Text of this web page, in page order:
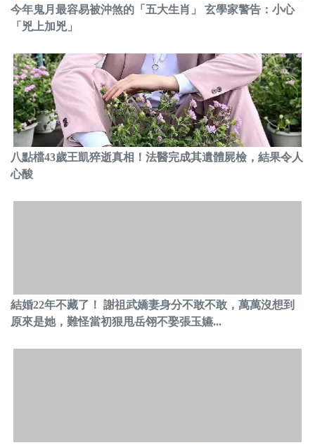
今年鬼月最容易被沖煞的「五大生肖」 玄學家警告：小心
「兇上加兇」
八點檔43歲王凱猝逝真相！法醫完成其遺體屍檢，結果令人
心酸
結婚22年不藏了！ 謝祖武嬌妻身分不敢不敢，萬萬沒想到
原來是她，難怪當初狠甩岳翎不娶張玉嬿...